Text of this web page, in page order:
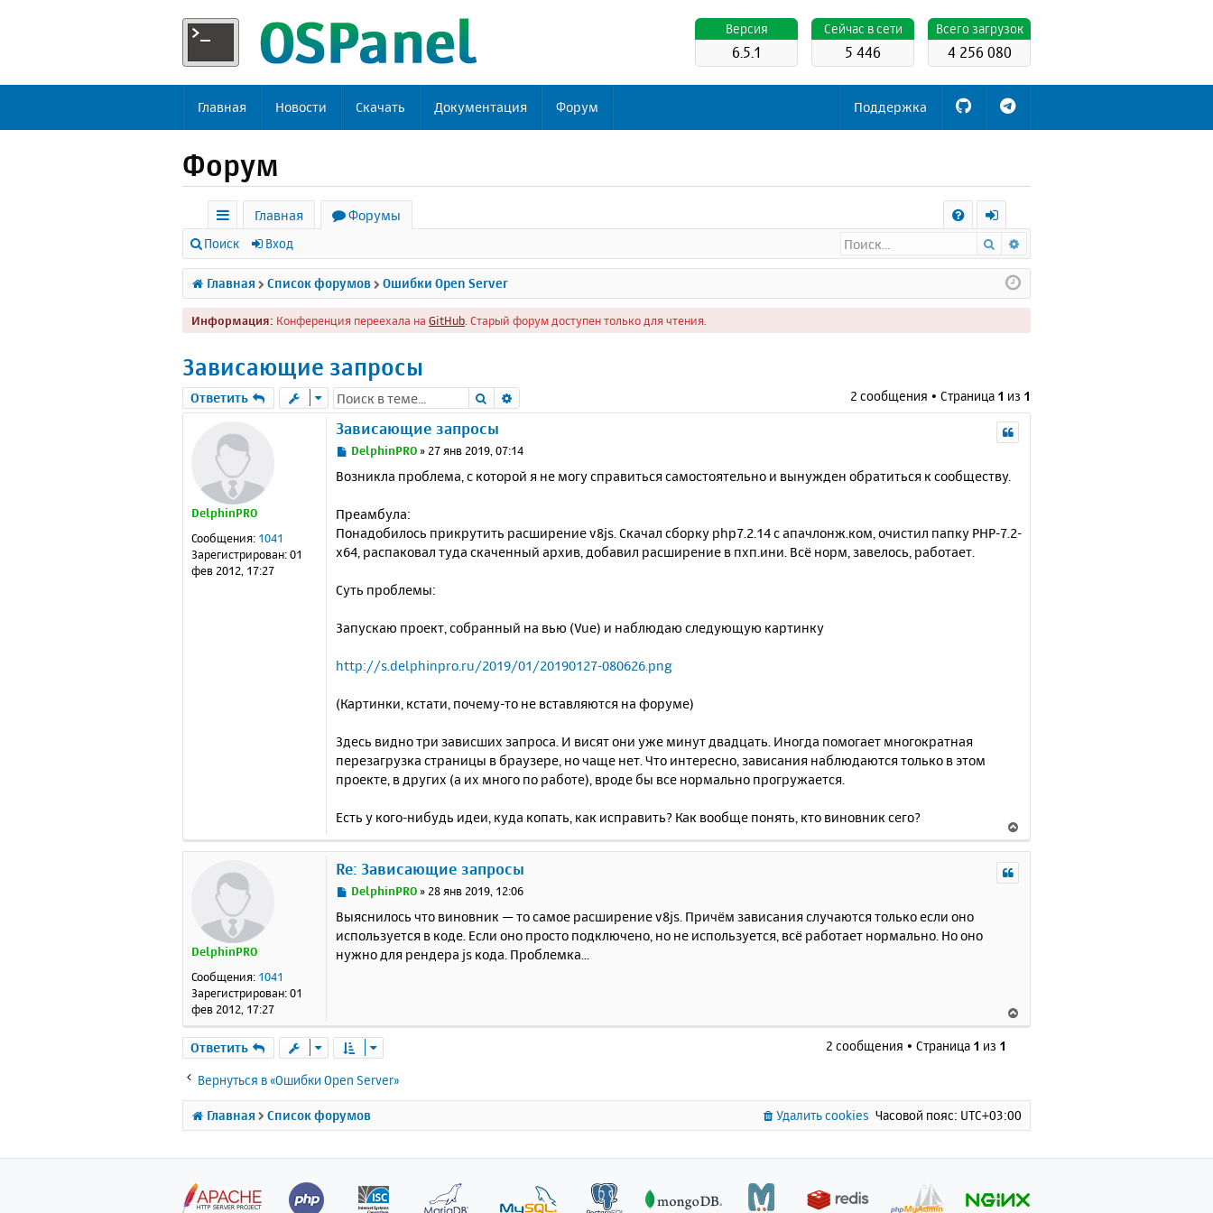
Всего загрузок
4 256 080
Cейчас в сети
5 446
Версия
6.5.1
Главная Новости Скачать Документация Форум Поддержка
Форум
с
ы
л
к
Главная
Форумы
Q
х
о
д
Поиск Вход Поиск
Главная Список форумов Ошибки Open Server
Информация: Конференция переехала на GitHub . Старый форум доступен только для чтения.
Зависающие запросы
Ответить Поиск 2 сообщения • Страница 1 из 1
DelphinPRO
Сообщения: 1041
Зарегистрирован:01
фев 2012, 17:27
Зависающие запросы
С
о
щ
е
н
DelphinPRO » 27 янв 2019, 07:14
Возникла проблема, с которой я не могу справиться самостоятельно и вынужден обратиться к сообществу.
Преамбула:
Понадобилось прикрутить расширение v8js. Скачал сборку php7.2.14 с апачлонж.ком, очистил папку PHP-7.2-
x64, распаковал туда скаченный архив, добавил расширение в пхп.ини. Всё норм, завелось, работает.
Суть проблемы:
Запускаю проект, собранный на вью (Vue) и наблюдаю следующую картинку
http://s.delphinpro.ru/2019/01/20190127-080626.png
(Картинки, кстати, почему-то не вставляются на форуме)
Здесь видно три зависших запроса. И висят они уже минут двадцать. Иногда помогает многократная
перезагрузка страницы в браузере, но чаще нет. Что интересно, зависания наблюдаются только в этом
проекте, в других (а их много по работе), вроде бы все нормально прогружается.
Есть у кого-нибудь идеи, куда копать, как исправить? Как вообще понять, кто виновник сего?
е
ч
DelphinPRO
Сообщения: 1041
Зарегистрирован:01
фев 2012, 17:27
Re: Зависающие запросы
С
о
б
щ
DelphinPRO » 28 янв 2019, 12:06
Выяснилось что виновник — то самое расширение v8js. Причём зависания случаются только если оно
используется в коде. Если оно просто подключено, но не используется, всё работает нормально. Но оно
нужно для рендера js кода. Проблемка...
е
т
с
а
Ответить 2 сообщения • Страница 1 из 1
Вернуться в «Ошибки Open Server»
Главная Список форумов Часовой пояс: UTC+03:00
Удалить cookies